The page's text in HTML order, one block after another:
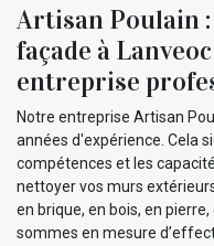
Artisan Poulain
façade à
entreprise
Notre entreprise Artisan
années d'expérience. Cela
compétences et les
nettoyer vos murs
en brique, en bois, en
sommes en mesure